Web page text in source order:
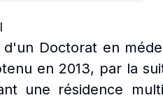
Doctorat en
en 2013, par la
une résidence